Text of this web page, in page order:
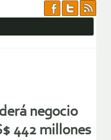
negocio
442 millones